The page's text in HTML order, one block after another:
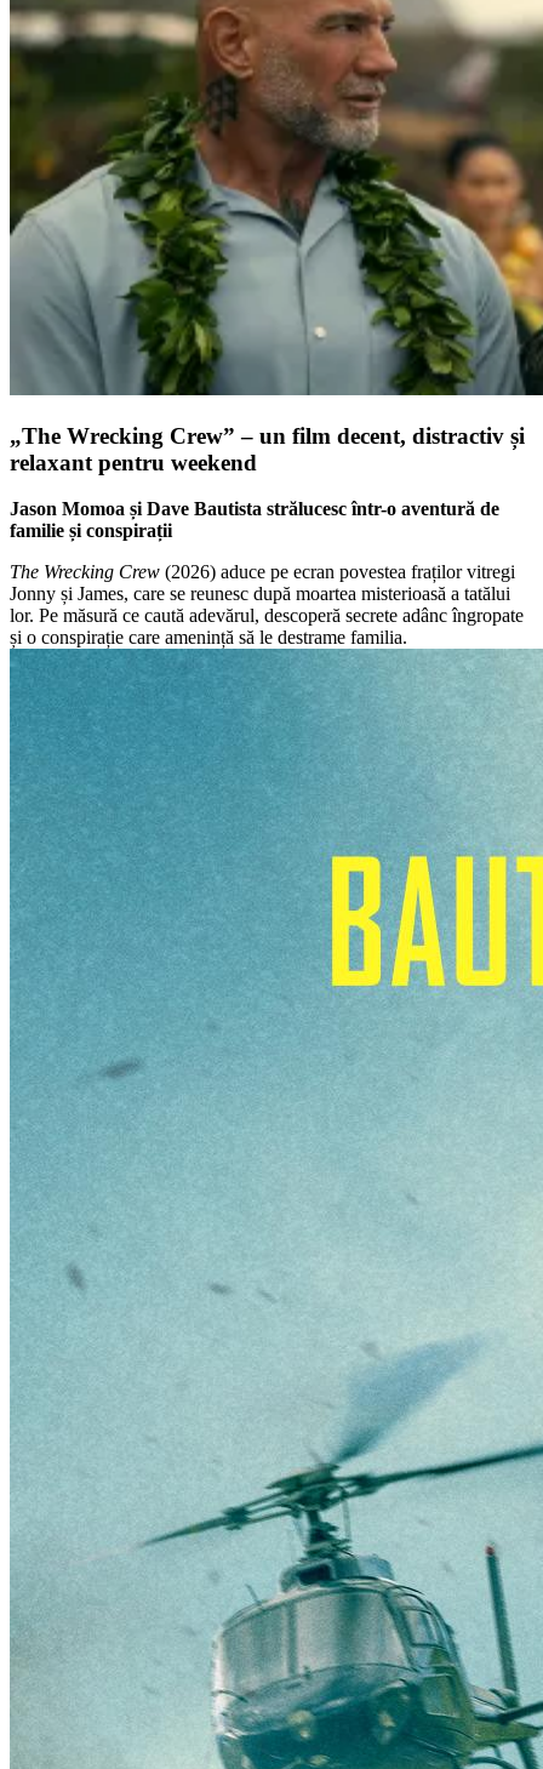
„The Wrecking Crew” – un film decent, distractiv și
relaxant pentru weekend
Jason Momoa și Dave Bautista strălucesc într-o aventură de
familie și conspirații
The Wrecking Crew (2026) aduce pe ecran povestea fraților vitregi
Jonny și James, care se reunesc după moartea misterioasă a tatălui
lor. Pe măsură ce caută adevărul, descoperă secrete adânc îngropate
și o conspirație care amenință să le destrame familia.